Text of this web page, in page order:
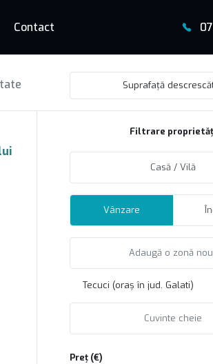
Contact
Suprafață
Filtrare
Casă / Vilă
Vânzare
Tecuci (oraș în jud. Galati)
Preț (€)